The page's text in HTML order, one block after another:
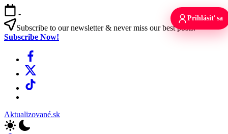
Skip
to
content
-
Subscribe to our newsletter & never miss our best posts.
Subscribe Now!
Facebook
X
TikTok
Aktualizované.sk
Prihlásiť sa